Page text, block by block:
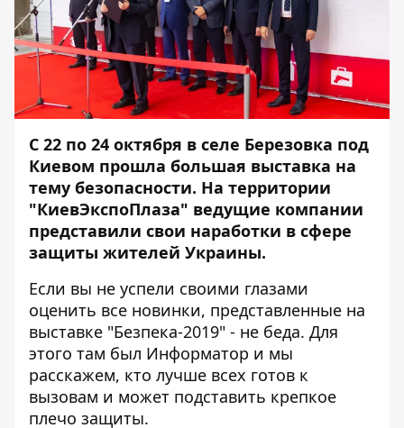
C 22 по 24 октября в селе Березовка под
Киевом прошла большая выставка на
тему безопасности. На территории
"КиевЭкспоПлаза" ведущие компании
представили свои наработки в сфере
защиты жителей Украины.
Если вы не успели своими глазами
оценить все новинки, представленные на
выставке "Безпека-2019" - не беда. Для
этого там был Информатор и мы
расскажем, кто лучше всех готов к
вызовам и может подставить крепкое
плечо защиты.